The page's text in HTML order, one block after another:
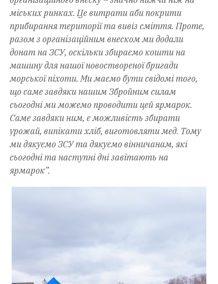
міських ринках. Це витрати аби покрити
прибирання території та вивіз сміття. Проте,
разом з організаційним внеском ми додали
донат на ЗСУ, оскільки збираємо кошти на
машину для нашої новоствореної бригади
морської піхоти. Ми маємо бути свідомі того,
що саме завдяки нашим Збройним силам
сьогодні ми можемо проводити цей ярмарок.
Саме завдяки ним, є можливість збирати
урожай, випікати хліб, виготовляти мед. Тому
ми дякуємо ЗСУ та дякуємо вінничанам, які
сьогодні та наступні дні завітають на
ярмарок”.